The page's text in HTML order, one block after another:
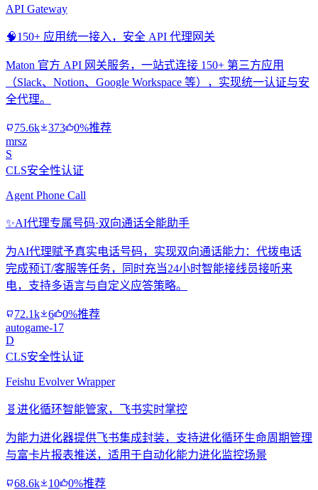
API Gateway
🧠150+ 应用统一接入，安全 API 代理网关
Maton 官方 API 网关服务，一站式连接 150+ 第三方应用
（Slack、Notion、Google Workspace 等），实现统一认证与安
全代理。
75.6k 373
0%推荐
mrsz
S
CLS安全性认证
Agent Phone Call
✨AI代理专属号码·双向通话全能助手
为AI代理赋予真实电话号码，实现双向通话能力：代拨电话
完成预订/客服等任务，同时充当24小时智能接线员接听来
电，支持多语言与自定义应答策略。
72.1k 6
0%推荐
autogame-17
D
CLS安全性认证
Feishu Evolver Wrapper
🧬 进化循环智能管家，飞书实时掌控
为能力进化器提供飞书集成封装，支持进化循环生命周期管理
与富卡片报表推送，适用于自动化能力进化监控场景
68.6k 10
0%推荐